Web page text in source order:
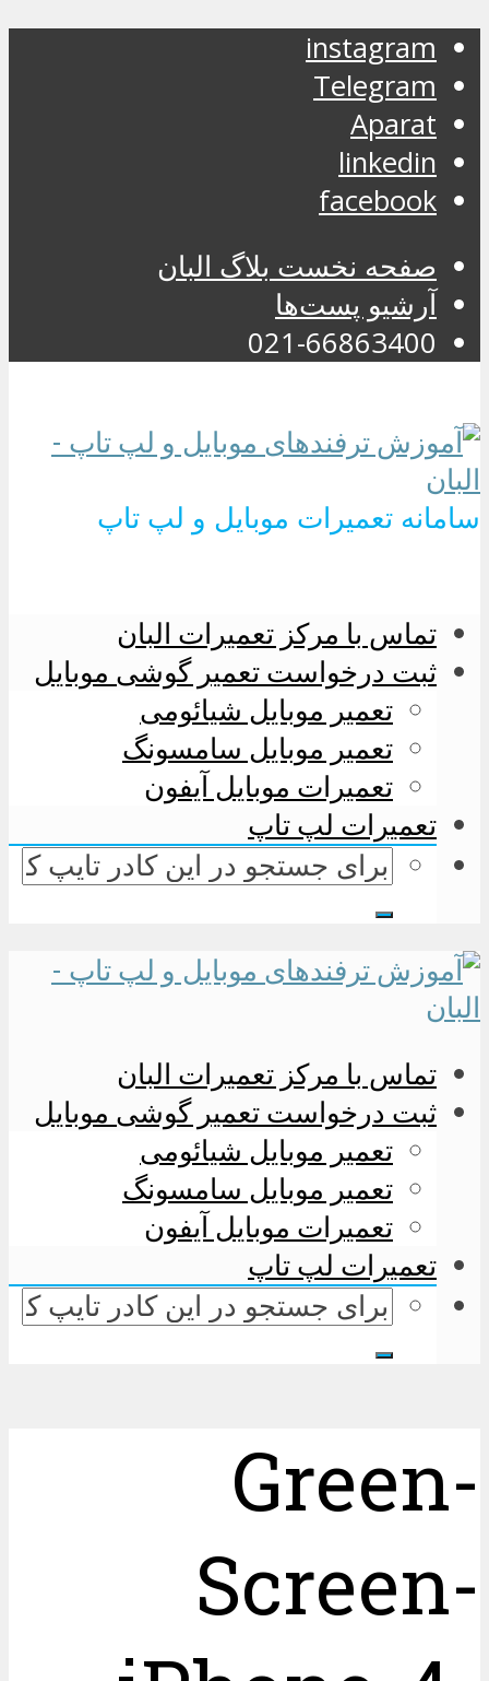
instagram
Telegram
Aparat
linkedin
facebook
صفحه نخست بلاگ البان
آرشیو پست‌ها
021-66863400
سامانه تعمیرات موبایل و لپ تاپ
تماس با مرکز تعمیرات البان
ثبت درخواست تعمیر گوشی موبایل
تعمیر موبایل شیائومی
تعمیر موبایل سامسونگ
تعمیرات موبایل آیفون
تعمیرات لپ تاپ
تماس با مرکز تعمیرات البان
ثبت درخواست تعمیر گوشی موبایل
تعمیر موبایل شیائومی
تعمیر موبایل سامسونگ
تعمیرات موبایل آیفون
تعمیرات لپ تاپ
Green-
Screen-